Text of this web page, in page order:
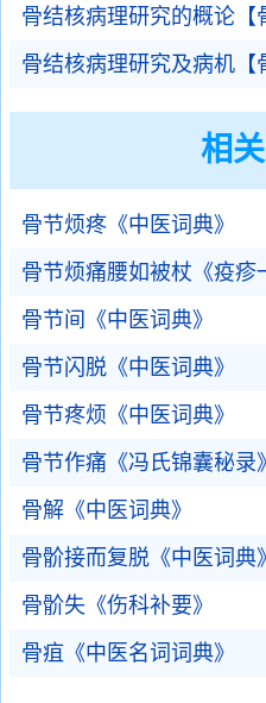
骨结核病理研究的概论【
骨结核病理研究及病机【
相
骨节烦疼《中医词典》
骨节烦痛腰如被杖《疫疹
骨节间《中医词典》
骨节闪脱《中医词典》
骨节疼烦《中医词典》
骨节作痛《冯氏锦囊秘录》
骨解《中医词典》
骨骱接而复脱《中医词典》
骨骱失《伤科补要》
骨疽《中医名词词典》